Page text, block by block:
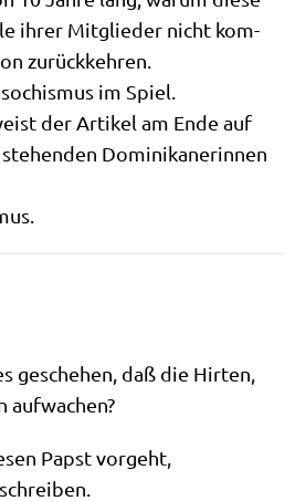
ihrer Mit­glie­der nicht kom­
zurückkehren.
im Spiel.
der Arti­kel am Ende auf
Domi­ni­ka­ne­rin­nen
gesche­hen, daß die Hirten,
aufwachen?
Papst vorgeht,